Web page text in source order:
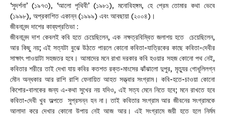
‘সুদর্শনা’ (১৯৭৩), ‘আলো পৃথিবী’ (১৯৮১), মনোবিহঙ্গম, হে প্রেম তোমার কথা ভেবে
(১৯৯৮), অপ্রকাশিত একান্ন (১৯৯৯) এবং আবছায়া (২০০৪)।
জীবনানন্দ দাশের কাব্যপ্রতিভা :
জীবনানন্দ দাশ কেবলই কবি হতে চেয়েছিলেন, এক নক্ষত্রবিম্বিত জলাশয় হতে চেয়েছিলেন,
আর কিছু নয়; এই সত্যটা বুঝে উঠতে পারলে কোনো কবিতা-যাত্রিকের কাছে কবিতা-দেবীর
সাক্ষাৎ পাওয়াটা সহজতর হবে। আমাদের মনে রাখা দরকার কবি হওয়ার সহজ কোনো পথ নেই,
কবিতার শরীরে তাই দেখা যায় কবির কতশত রক্ত-মাংসের ঝাঁঝালো দুপুর, মৃত্যুর গোধূলিলগ্ন
মৌন অন্ধকার আর রাশি রাশি ফেনায়িত আহত সত্ত্বার সংগ্রাম। কবি-হতে-চাওয়া কোনো
কিশোর-বালকের জন্য এ-কথা সুখের নয় যদিও, এই সত্য মেনে নিতে হবে; মনে রাখতে হবে
কবিতা-দেবী খুব অল্পতে সুপ্রসন্ন হন না। তাই কবিতার সংগ্রাম আর জীবনের সংগ্রামকে
আলাদা করে দেখার কোনো উপায় নেই আজ আর। এই সংগ্রামে জয়ী হতে হলে নির্মম